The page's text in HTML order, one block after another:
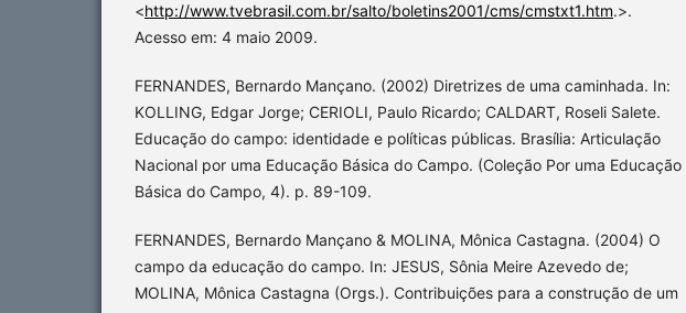
<http://www.tvebrasil.com.br/salto/boletins2001/cms/cmstxt1.htm.>.
Acesso em: 4 maio 2009.
FERNANDES, Bernardo Mançano. (2002) Diretrizes de uma caminhada. In:
KOLLING, Edgar Jorge; CERIOLI, Paulo Ricardo; CALDART, Roseli Salete.
Educação do campo: identidade e políticas públicas. Brasília: Articulação
Nacional por uma Educação Básica do Campo. (Coleção Por uma Educação
Básica do Campo, 4). p. 89-109.
FERNANDES, Bernardo Mançano & MOLINA, Mônica Castagna. (2004) O
campo da educação do campo. In: JESUS, Sônia Meire Azevedo de;
MOLINA, Mônica Castagna (Orgs.). Contribuições para a construção de um